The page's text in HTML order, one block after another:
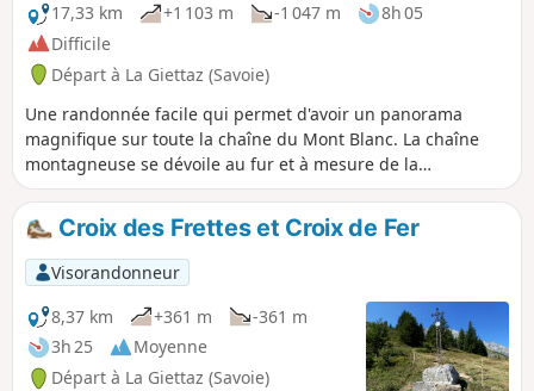
17,33 km
+1 103 m -1 047 m
8h 05
Difficile
Départ à La Giettaz (Savoie)
Une randonnée facile qui permet d'avoir un panorama
magnifique sur toute la chaîne du Mont Blanc. La chaîne
montagneuse se dévoile au fur et à mesure de la
randonnée, qui se fait sur une voie carrossable sur toute la
longueur. Si vous allez jusqu'à Stallets, vous aurez une vue
extraordinaire à 180° jusqu'aux Alpes du Nord. Il est
également possible de s'arrêter au Chalet du Curé, qui
permet déjà d'avoir une vue dominante, ou à Boegneuve.
Cette randonnée est complètement à découvert : nous vous
recommandons donc de la réaliser en automne ou en
arrière-saison, ou aux heures les moins chaudes l'été.
Croix des Frettes et Croix de Fer
Visorandonneur
8,37 km
+361 m
-361 m
3h 25
Moyenne
Départ à La Giettaz (Savoie)